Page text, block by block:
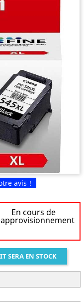
avis !
En cours de
SERA EN STOCK